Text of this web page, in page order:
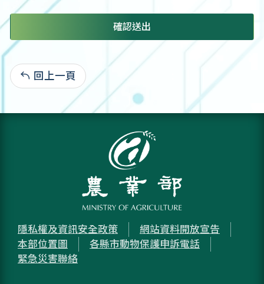
確認送出
回上一頁
隱私權及資訊安全政策
網站資料開放宣告
本部位置圖
各縣市動物保護申訴電話
緊急災害聯絡